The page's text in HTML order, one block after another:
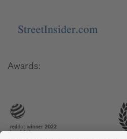
Awards: